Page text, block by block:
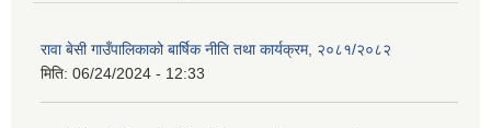
रावा बेसी गाउँपालिकाको बार्षिक नीति तथा कार्यक्रम, २०८१/२०८२
मिति: 06/24/2024 - 12:33